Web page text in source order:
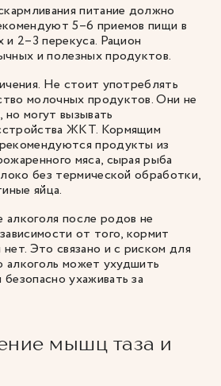
питание должно
5–6 приемов пищи в
2–3 перекуса. Рацион
и полезных продуктов.
Не стоит употреблять
молочных продуктов. Они не
могут вызывать
ЖКТ. Кормящим
продукты из
мяса, сырая рыба
без термической обработки,
яйца.
после родов не
от того, кормит
Это связано и с риском для
алкоголь может ухудшить
ухаживать за
мышц таза и